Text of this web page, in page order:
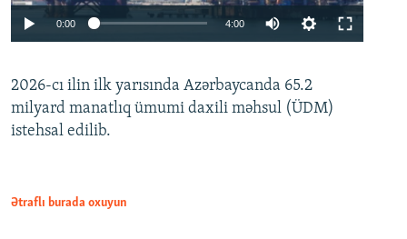
Auto 240p 360p 480p
0:00 4:00
360p
480p
2026-cı ilin ilk yarısında Azərbaycanda 65.2
milyard manatlıq ümumi daxili məhsul (ÜDM)
istehsal edilib.
Ətraflı burada oxuyun